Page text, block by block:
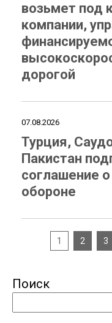
возьмет под
компании,
дорогой
07.08.2026
Турция,
Пакистан
соглашение
обороне
1 2 3
Поиск